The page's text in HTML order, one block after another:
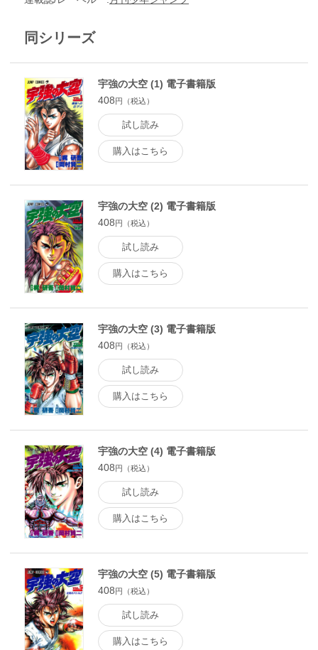
同シリーズ
宇強の大空 (1) 電子書籍版
408円（税込）
試し読み
購入はこちら
宇強の大空 (2) 電子書籍版
408 円（税込）
試し読み
購入はこちら
宇強の大空 (3) 電子書籍版
408円（税込）
試し読み
購入はこちら
宇強の大空 (4) 電子書籍版
408 円（税込）
試し読み
購入はこちら
宇強の大空 (5) 電子書籍版
408円（税込）
試し読み
購入はこちら